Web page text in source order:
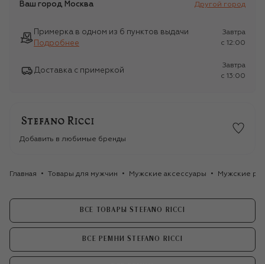
Ваш город Москва Другой город
Примерка в одном из 6 пунктов выдачи
Подробнее
Завтра
c 12:00
Доставка с примеркой
Завтра
c 13:00
Добавить в любимые бренды
Главная Товары для мужчин Мужские аксессуары Мужские
ВСЕ ТОВАРЫ STEFANO RICCI
ВСЕ РЕМНИ STEFANO RICCI